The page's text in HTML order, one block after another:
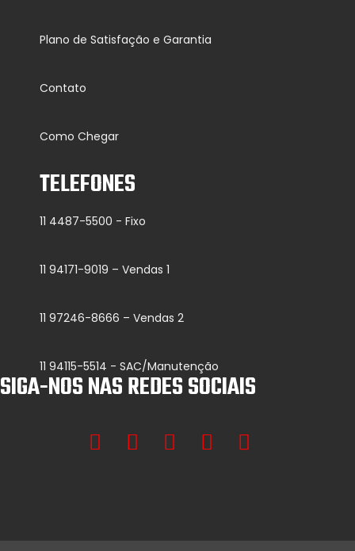
Plano de Satisfação e Garantia
Contato
Como Chegar
TELEFONES
11 4487-5500 - Fixo
11 94171-9019 – Vendas 1
11 97246-8666 – Vendas 2
11 94115-5514 - SAC/Manutenção
SIGA-NOS NAS REDES SOCIAIS